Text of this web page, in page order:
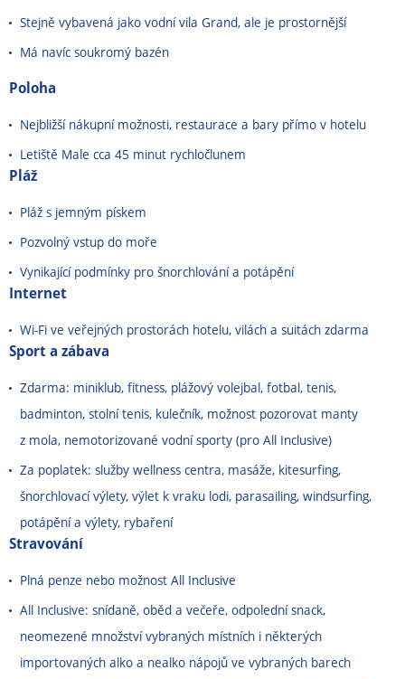
Stejně vybavená jako vodní vila Grand, ale je prostornější
Má navíc soukromý bazén
Poloha
Nejbližší nákupní možnosti, restaurace a bary přímo v hotelu
Letiště Male cca 45 minut rychločlunem
Pláž
Pláž s jemným pískem
Pozvolný vstup do moře
Vynikající podmínky pro šnorchlování a potápění
Internet
Wi-Fi ve veřejných prostorách hotelu, vilách a suitách zdarma
Sport a zábava
Zdarma: miniklub, fitness, plážový volejbal, fotbal, tenis,
badminton, stolní tenis, kulečník, možnost pozorovat manty
z mola, nemotorizované vodní sporty (pro All Inclusive)
Za poplatek: služby wellness centra, masáže, kitesurfing,
šnorchlovací výlety, výlet k vraku lodi, parasailing, windsurfing,
potápění a výlety, rybaření
Stravování
Plná penze nebo možnost All Inclusive
All Inclusive: snídaně, oběd a večeře, odpolední snack,
neomezené množství vybraných místních i některých
importovaných alko a nealko nápojů ve vybraných barech